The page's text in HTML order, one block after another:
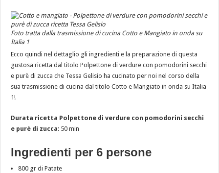
Foto tratta dalla trasmissione di cucina Cotto e Mangiato in onda su
Italia 1
Ecco quindi nel dettaglio gli ingredienti e la preparazione di questa
gustosa ricetta dal titolo Polpettone di verdure con pomodorini secchi
e purè di zucca che Tessa Gelisio ha cucinato per noi nel corso della
sua trasmissione di cucina dal titolo Cotto e Mangiato in onda su Italia
1!
Durata ricetta Polpettone di verdure con pomodorini secchi
e purè di zucca: 50 min
Ingredienti per 6 persone
800 gr di Patate